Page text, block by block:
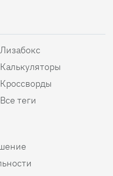
Лизабокс
Калькуляторы
Кроссворды
Все теги